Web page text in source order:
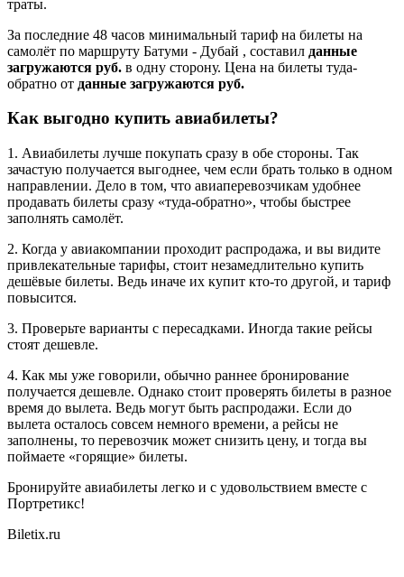
траты.
За последние 48 часов минимальный тариф на билеты на
самолёт по маршруту Батуми - Дубай , составил данные
загружаются руб. в одну сторону. Цена на билеты туда-
обратно от данные загружаются руб.
Как выгодно купить авиабилеты?
1. Авиабилеты лучше покупать сразу в обе стороны. Так
зачастую получается выгоднее, чем если брать только в одном
направлении. Дело в том, что авиаперевозчикам удобнее
продавать билеты сразу «туда-обратно», чтобы быстрее
заполнять самолёт.
2. Когда у авиакомпании проходит распродажа, и вы видите
привлекательные тарифы, стоит незамедлительно купить
дешёвые билеты. Ведь иначе их купит кто-то другой, и тариф
повысится.
3. Проверьте варианты с пересадками. Иногда такие рейсы
стоят дешевле.
4. Как мы уже говорили, обычно раннее бронирование
получается дешевле. Однако стоит проверять билеты в разное
время до вылета. Ведь могут быть распродажи. Если до
вылета осталось совсем немного времени, а рейсы не
заполнены, то перевозчик может снизить цену, и тогда вы
поймаете «горящие» билеты.
Бронируйте авиабилеты легко и с удовольствием вместе с
Портретикс!
Biletix.ru